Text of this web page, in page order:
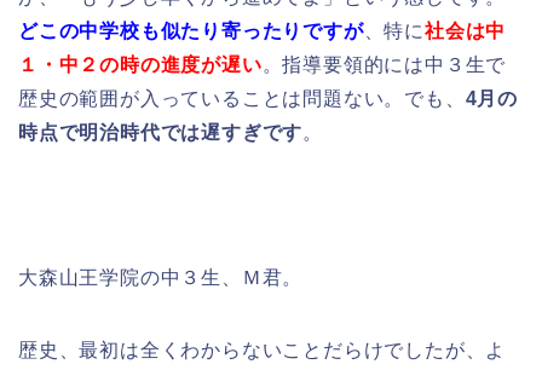
どこの中学校も似たり寄ったりですが、特に社会は中
１・中２の時の進度が遅い。指導要領的には中３生で
歴史の範囲が入っていることは問題ない。でも、 4月の
時点で明治時代では遅すぎです。
大森山王学院の中３生、Ｍ君。
歴史、最初は全くわからないことだらけでしたが、よ